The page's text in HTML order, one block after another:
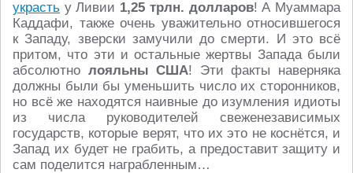
украсть у Ливии 1,25 трлн. долларов! А Муаммара
Каддафи, также очень уважительно относившегося
к Западу, зверски замучили до смерти. И это всё
притом, что эти и остальные жертвы Запада были
абсолютно лояльны США! Эти факты наверняка
должны были бы уменьшить число их сторонников,
но всё же находятся наивные до изумления идиоты
из числа руководителей свеженезависимых
государств, которые верят, что их это не коснётся, и
Запад их будет не грабить, а предоставит защиту и
сам поделится награбленным…